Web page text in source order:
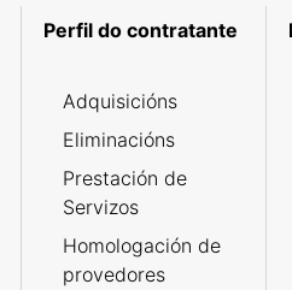
Perfil do contratante
Adquisicións
Eliminacións
Prestación de
Servizos
Homologación de
provedores